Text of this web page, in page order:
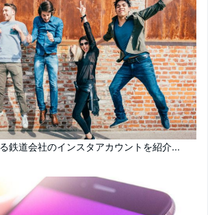
鉄道会社のインスタアカウントを紹介...